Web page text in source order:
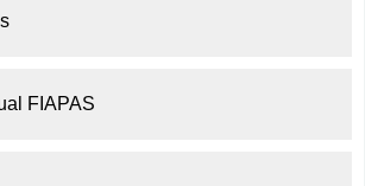
FIAPAS